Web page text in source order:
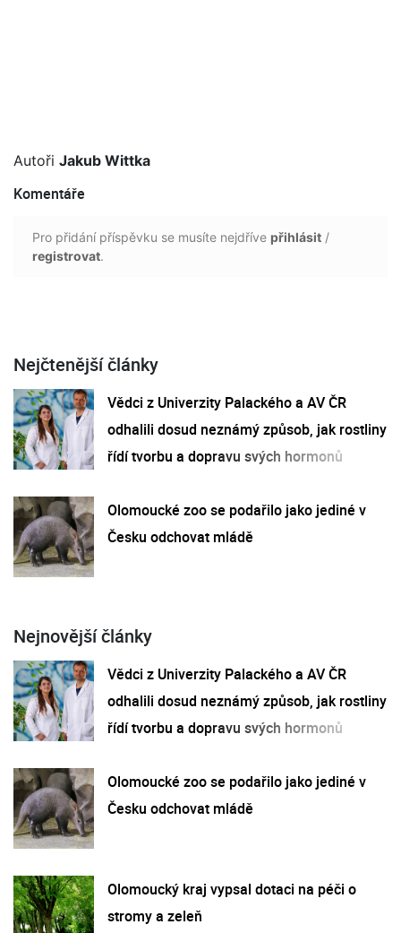
Autoři Jakub Wittka
Komentáře
Pro přidání příspěvku se musíte nejdříve přihlásit /
registrovat.
Nejčtenější články
Vědci z Univerzity Palackého a AV ČR
odhalili dosud neznámý způsob, jak rostliny
řídí tvorbu a dopravu svých hormonů
Olomoucké zoo se podařilo jako jediné v
Česku odchovat mládě
Nejnovější články
Vědci z Univerzity Palackého a AV ČR
odhalili dosud neznámý způsob, jak rostliny
řídí tvorbu a dopravu svých hormonů
Olomoucké zoo se podařilo jako jediné v
Česku odchovat mládě
Olomoucký kraj vypsal dotaci na péči o
stromy a zeleň